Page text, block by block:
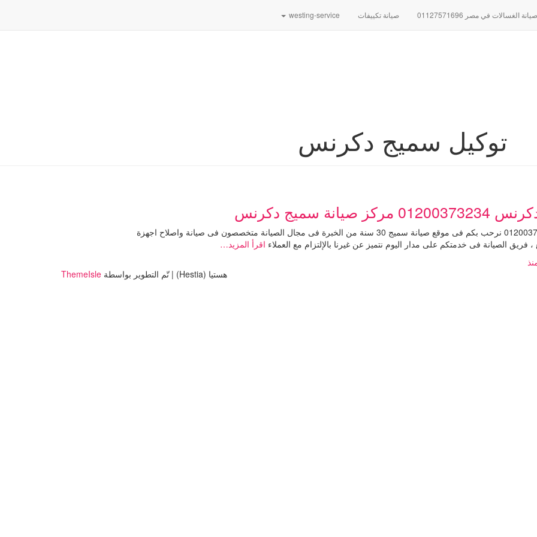
الغسالات في مصر 01127571696 صيانة تكييفات westing-service
توكيل سميج دكرنس
سميج دكرنس
رقم توكيل صيانة سميج دكرنس 01200373234 نرحب بكم فى موقع صيانة سميج 30 سنة من الخبرة فى مجال الصيانة متخصصون فى صيانة واصلاح اجهزة
الصيانة فى خدمتكم على مدار اليوم نتميز عن غيرنا بالإلتزام مع العملاء اقرأ المزيد…
هستيا (Hestia) | تّم التطوير بواسطة
ThemeIsle